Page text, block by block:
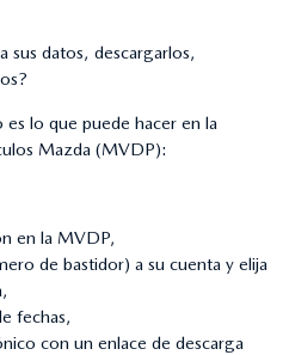
sus datos, descargarlos,
lo que puede hacer en la
Mazda (MVDP):
en la MVDP,
de bastidor) a su cuenta y elija
fechas,
con un enlace de descarga